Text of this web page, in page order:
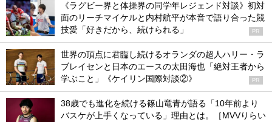
《ラグビー界と体操界の同学年レジェンド対談》初対
面のリーチマイケルと内村航平が本音で語り合った競
技愛「好きだから、続けられる」
PR
世界の頂点に君臨し続けるオランダの超人ハリー・ラ
ブレイセンと日本のエースの太田海也「絶対王者から
学ぶこと」《ケイリン国際対談②》
PR
38歳でも進化を続ける篠山竜青が語る「10年前より
バスケが上手くなっている」理由とは。［MVVりらい